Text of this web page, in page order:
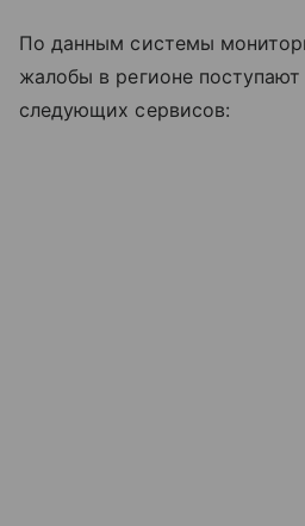
По данным системы
жалобы в регионе поступают
следующих сервисов: